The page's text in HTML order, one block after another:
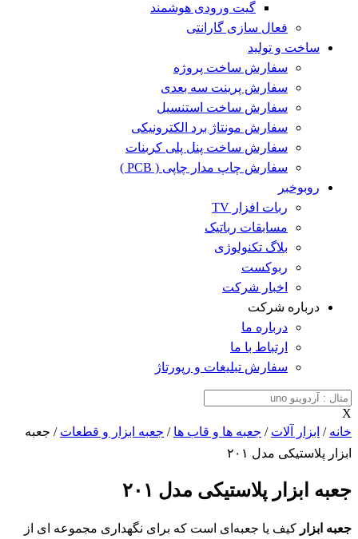
گیت ورودی هوشمند
فعال سازی گارانتی
ساخت و تولید
سفارش ساخت پروژه
سفارش پرینت سه بعدی
سفارش ساخت استنسیل
سفارش مونتاژ برد الکترونیکی
سفارش ساخت پنل پلی کربنات
سفارش چاپ مدار چاپی ( PCB )
روبوخبر
ربات افزار TV
مسابقات رباتیک
بلاگ تکنولوژی
ربوکست
اخبار شرکت
درباره شرکت
درباره ما
ارتباط با ما
سفارش تبلیغات و رپورتاژ
X
خانه / ابزار آلات / جعبه ها و قاب ها / جعبه ابزار و قطعات / جعبه
ابزار پلاستیکی مدل ۲۰۱
جعبه ابزار پلاستیکی مدل ۲۰۱
جعبه ابزار کیف یا جعبه‌ای است که برای نگهداری مجموعه ای از